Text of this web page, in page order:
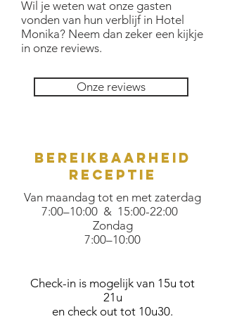
Wil je weten wat onze gasten
vonden van hun verblijf in Hotel
Monika? Neem dan zeker een kijkje
in onze reviews.
Onze reviews
bereikbaarheid
RECEPTIE
Van maandag tot en met zaterdag
7:00–10:00 & 15:00-22:00
Zondag
7:00–10:00
Check-in is mogelijk van 15u tot
21u
en check out tot 10u30.